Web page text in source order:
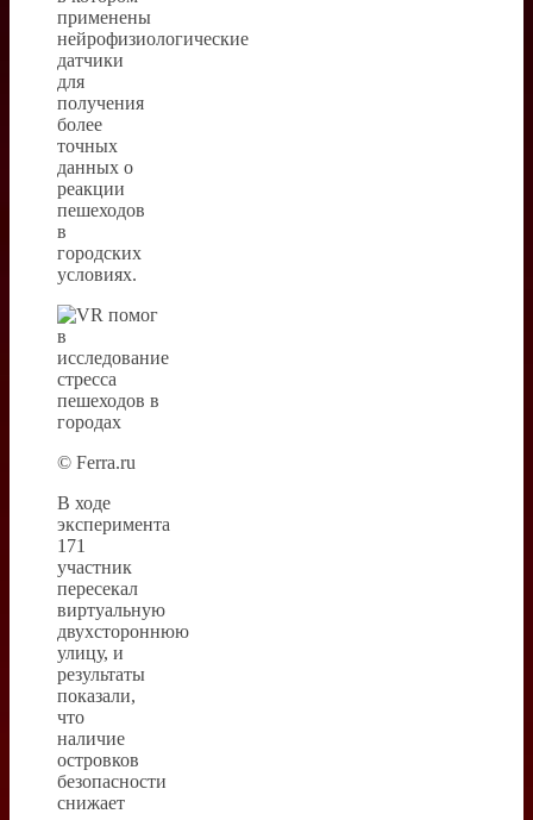
применены
нейрофизиологические
датчики
для
получения
более
точных
данных о
реакции
пешеходов
в
городских
условиях.
© Ferra.ru
В ходе
эксперимента
171
участник
пересекал
виртуальную
двухстороннюю
улицу, и
результаты
показали,
что
наличие
островков
безопасности
снижает